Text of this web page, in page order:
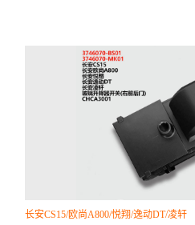
长安CS15/欧尚A800/悦翔/逸动DT/凌轩